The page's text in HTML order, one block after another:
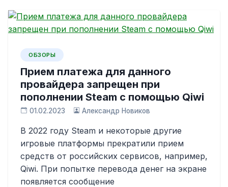
ОБЗОРЫ
Прием платежа для данного
провайдера запрещен при
пополнении Steam с помощью Qiwi
01.02.2023 Александр Новиков
В 2022 году Steam и некоторые другие
игровые платформы прекратили прием
средств от российских сервисов, например,
Qiwi. При попытке перевода денег на экране
появляется сообщение